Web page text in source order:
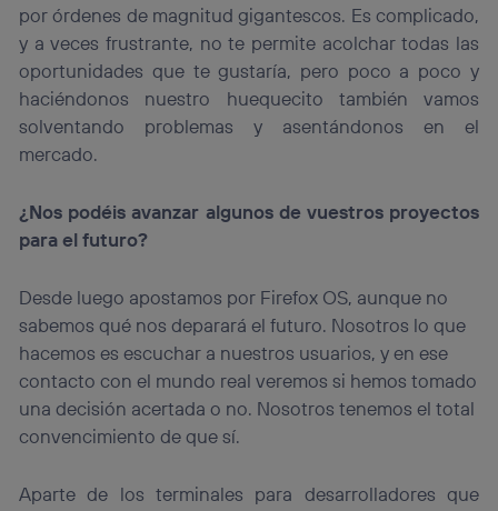
por órdenes de magnitud gigantescos. Es complicado,
y a veces frustrante, no te permite acolchar todas las
oportunidades que te gustaría, pero poco a poco y
haciéndonos nuestro huequecito también vamos
solventando problemas y asentándonos en el
mercado.
¿Nos podéis avanzar algunos de vuestros proyectos
para el futuro?
Desde luego apostamos por Firefox OS, aunque no
sabemos qué nos deparará el futuro. Nosotros lo que
hacemos es escuchar a nuestros usuarios, y en ese
contacto con el mundo real veremos si hemos tomado
una decisión acertada o no. Nosotros tenemos el total
convencimiento de que sí.
Aparte de los terminales para desarrolladores que